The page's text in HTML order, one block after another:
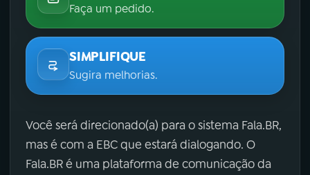
Faça um pedido.
SIMPLIFIQUE
Sugira melhorias.
Você será direcionado(a) para o sistema Fala.BR,
mas é com a EBC que estará dialogando. O
Fala.BR é uma plataforma de comunicação da